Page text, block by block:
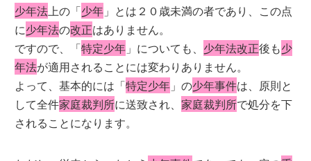
少年法上の「少年 」とは２０歳未満の者であり、この点
に少年法の改正はありません。
ですので、「特定少年 」についても、 少年法改正後も少
年法が適用されることには変わりありません。
よって、基本的には「特定少年 」の少年事件は、原則と
して全件家庭裁判所に送致され、家庭裁判所で処分を下
されることになります。